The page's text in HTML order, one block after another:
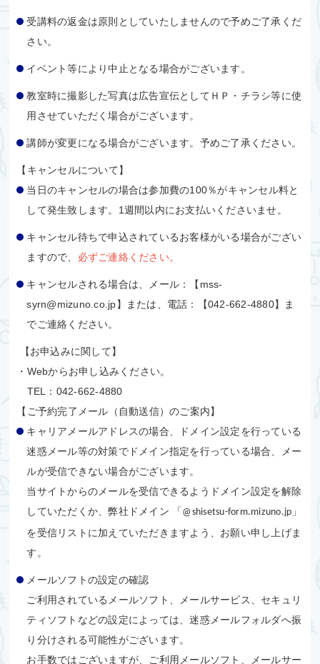
受講料の返金は原則としていたしませんので予めご了承くだ
さい。
イベント等により中止となる場合がございます。
教室時に撮影した写真は広告宣伝としてＨＰ・チラシ等に使
用させていただく場合がございます。
講師が変更になる場合がございます。予めご了承ください。
【キャンセルについて】
当日のキャンセルの場合は参加費の100％がキャンセル料と
して発生致します。 1週間以内にお支払いくださいませ。
キャンセル待ちで申込されているお客様がいる場合がござい
ますので、 必ずご連絡ください。
キャンセルされる場合は、メール：【mss-
syrn@mizuno.co.jp】または、電話：【042-662-4880】ま
でご連絡ください。
【お申込みに関して】
・Webからお申し込みください。
TEL：042-662-4880
【ご予約完了メール（自動送信）のご案内】
キャリアメールアドレスの場合、ドメイン設定を行っている
迷惑メール等の対策でドメイン指定を行っている場合、メー
ルが受信できない場合がございます。
当サイトからのメールを受信できるようドメイン設定を解除
していただくか、弊社ドメイン 「 @shisetsu-form.mizuno.jp 」
を受信リストに加えていただきますよう、お願い申し上げま
す。
メールソフトの設定の確認
ご利用されているメールソフト、メールサービス、セキュリ
ティソフトなどの設定によっては、迷惑メールフォルダへ振
り分けされる可能性がございます。
お手数ではございますが、ご利用メールソフト、メールサー